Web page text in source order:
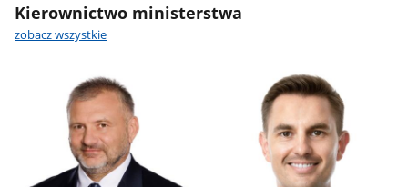
Kierownictwo ministerstwa
zobacz wszystkie